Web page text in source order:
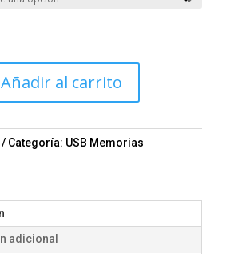
Añadir al carrito
Categoría: USB Memorias
adicional